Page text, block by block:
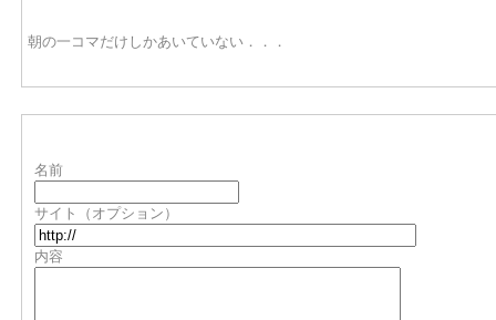
朝の一コマだけしかあいていない．．．
名前
サイト（オプション）
内容